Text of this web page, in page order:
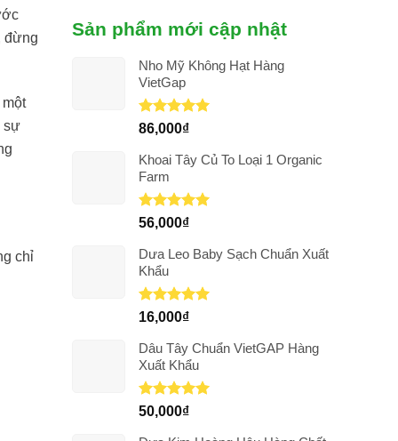
đừng
sự
chỉ
Sản phẩm mới cập nhật
Nho Mỹ Không Hạt Hàng
VietGap
Được xếp
5 sao
86,000₫
Khoai Tây Củ To Loại 1 Organic
Farm
Được xếp
5 sao
56,000₫
Dưa Leo Baby Sạch Chuẩn Xuất
Khẩu
Được xếp
5 sao
16,000₫
Dâu Tây Chuẩn VietGAP Hàng
Xuất Khẩu
Được xếp
5 sao
50,000₫